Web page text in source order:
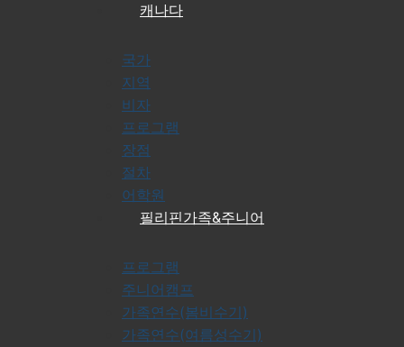
캐나다
국가
지역
비자
프로그램
장점
절차
어학원
필리핀가족&주니어
프로그램
주니어캠프
가족연수(봄비수기)
가족연수(여름성수기)